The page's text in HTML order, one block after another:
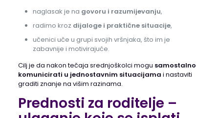
naglasak je na govoru i razumijevanju,
radimo kroz dijaloge i praktične situacije,
učenici uče u grupi svojih vršnjaka, što im je
zabavnije i motivirajuće.
Cilj je da nakon tečaja srednjoškolci mogu samostalno
komunicirati u jednostavnim situacijama i nastaviti
graditi znanje na višim razinama.
Prednosti za roditelje –